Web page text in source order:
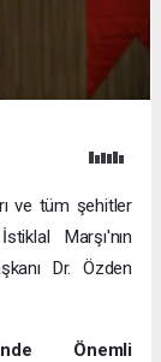
ve tüm şehitler
Marşı'nın
Dr. Özden
Önemli